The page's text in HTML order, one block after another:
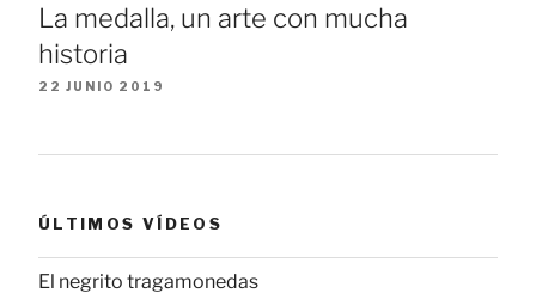
La medalla, un arte con mucha
historia
22 JUNIO 2019
ÚLTIMOS VÍDEOS
El negrito tragamonedas